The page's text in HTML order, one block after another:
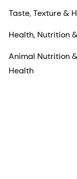
Taste, Texture &
Health, Nutrition
Animal Nutrition
Health